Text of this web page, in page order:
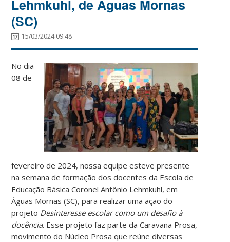
Lehmkuhl, de Águas Mornas
(SC)
15/03/2024 09:48
No dia
08 de
fevereiro de 2024, nossa equipe esteve presente
na semana de formação dos docentes da Escola de
Educação Básica Coronel Antônio Lehmkuhl, em
Águas Mornas (SC), para realizar uma ação do
projeto Desinteresse escolar como um desafio à
docência. Esse projeto faz parte da Caravana Prosa,
movimento do Núcleo Prosa que reúne diversas